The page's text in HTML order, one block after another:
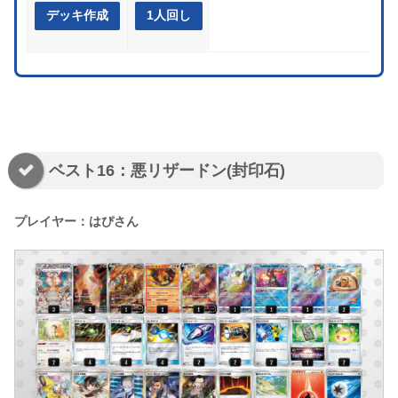
デッキ作成 1人回し
ベスト16：悪リザードン(封印石)
プレイヤー：はぴさん